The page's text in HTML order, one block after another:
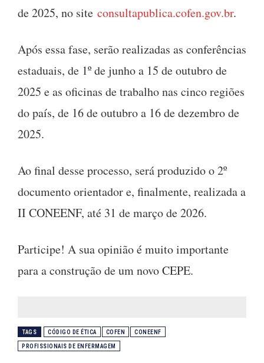
de 2025, no site consultapublica.cofen.gov.br.
Após essa fase, serão realizadas as conferências
estaduais, de 1º de junho a 15 de outubro de
2025 e as oficinas de trabalho nas cinco regiões
do país, de 16 de outubro a 16 de dezembro de
2025.
Ao final desse processo, será produzido o 2º
documento orientador e, finalmente, realizada a
II CONEENF, até 31 de março de 2026.
Participe! A sua opinião é muito importante
para a construção de um novo CEPE.
TAGS CÓDIGO DE ÉTICA COFEN CONEENF
PROFISSIONAIS DE ENFERMAGEM